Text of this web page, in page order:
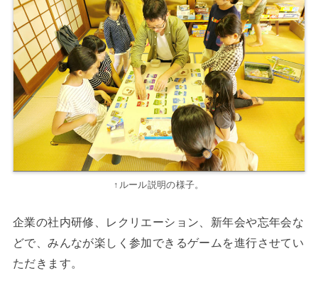
↑ルール説明の様子。
企業の社内研修、レクリエーション、新年会や忘年会な
どで、みんなが楽しく参加できるゲームを進行させてい
ただきます。